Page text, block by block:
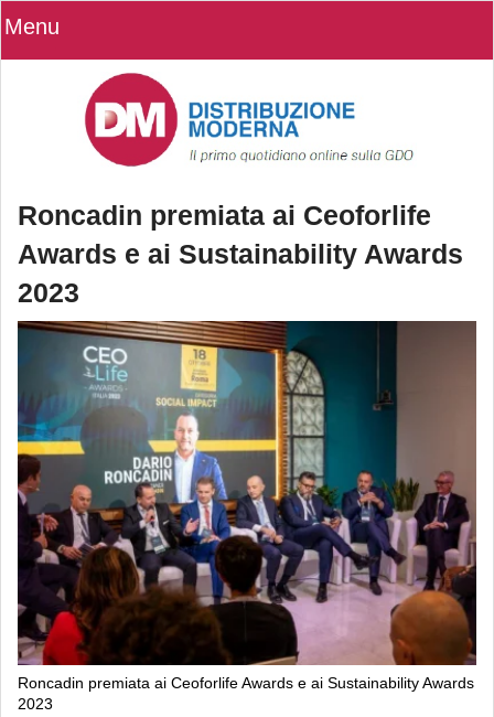
Menu
Roncadin premiata ai Ceoforlife
Awards e ai Sustainability Awards
2023
Roncadin premiata ai Ceoforlife Awards e ai Sustainability Awards
2023